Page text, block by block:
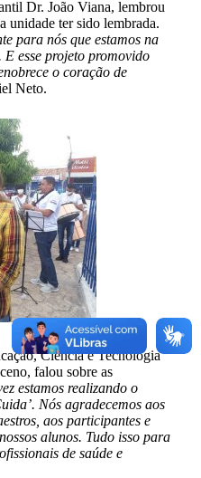
Dr. João Viana, lembrou
unidade ter sido lembrada.
para nós que estamos na
E esse projeto promovido
o coração de
Neto.
Ciência e Tecnologia
falou sobre as
estamos realizando o
Nós agradecemos aos
aos participantes e
alunos. Tudo isso para
de saúde e